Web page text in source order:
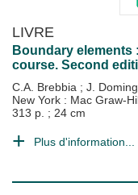
LIVRE
Boundary
course. Second
C.A. Brebbia ; J.
New York : Mac Graw-
313 p. ; 24 cm
Plus d'information...